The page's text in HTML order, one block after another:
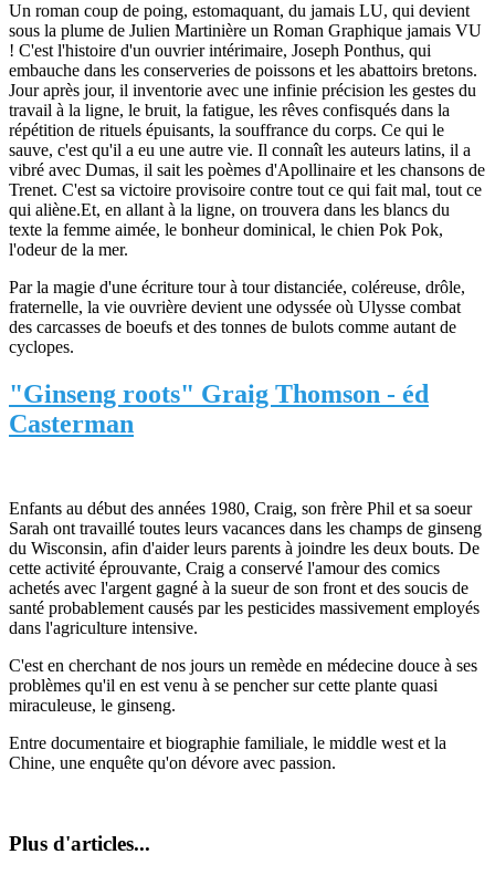
Un roman coup de poing, estomaquant, du jamais LU, qui devient
sous la plume de Julien Martinière un Roman Graphique jamais VU
! C'est l'histoire d'un ouvrier intérimaire, Joseph Ponthus, qui
embauche dans les conserveries de poissons et les abattoirs bretons.
Jour après jour, il inventorie avec une infinie précision les gestes du
travail à la ligne, le bruit, la fatigue, les rêves confisqués dans la
répétition de rituels épuisants, la souffrance du corps. Ce qui le
sauve, c'est qu'il a eu une autre vie. Il connaît les auteurs latins, il a
vibré avec Dumas, il sait les poèmes d'Apollinaire et les chansons de
Trenet. C'est sa victoire provisoire contre tout ce qui fait mal, tout ce
qui aliène.Et, en allant à la ligne, on trouvera dans les blancs du
texte la femme aimée, le bonheur dominical, le chien Pok Pok,
l'odeur de la mer.
Par la magie d'une écriture tour à tour distanciée, coléreuse, drôle,
fraternelle, la vie ouvrière devient une odyssée où Ulysse combat
des carcasses de boeufs et des tonnes de bulots comme autant de
cyclopes.
"Ginseng roots" Graig Thomson - éd
Casterman
Enfants au début des années 1980, Craig, son frère Phil et sa soeur
Sarah ont travaillé toutes leurs vacances dans les champs de ginseng
du Wisconsin, afin d'aider leurs parents à joindre les deux bouts. De
cette activité éprouvante, Craig a conservé l'amour des comics
achetés avec l'argent gagné à la sueur de son front et des soucis de
santé probablement causés par les pesticides massivement employés
dans l'agriculture intensive.
C'est en cherchant de nos jours un remède en médecine douce à ses
problèmes qu'il en est venu à se pencher sur cette plante quasi
miraculeuse, le ginseng.
Entre documentaire et biographie familiale, le middle west et la
Chine, une enquête qu'on dévore avec passion.
Plus d'articles...